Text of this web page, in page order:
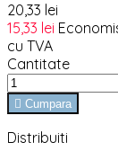
20,33 lei
15,33 lei
cu TVA
Cantitate
 Cumpara
Distribuiti